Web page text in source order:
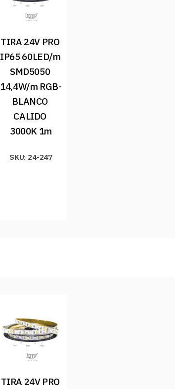
TIRA 24V PRO
IP65 60LED/m
SMD5050
14,4W/m RGB-
BLANCO
CALIDO
3000K 1m
SKU: 24-247
TIRA 24V PRO